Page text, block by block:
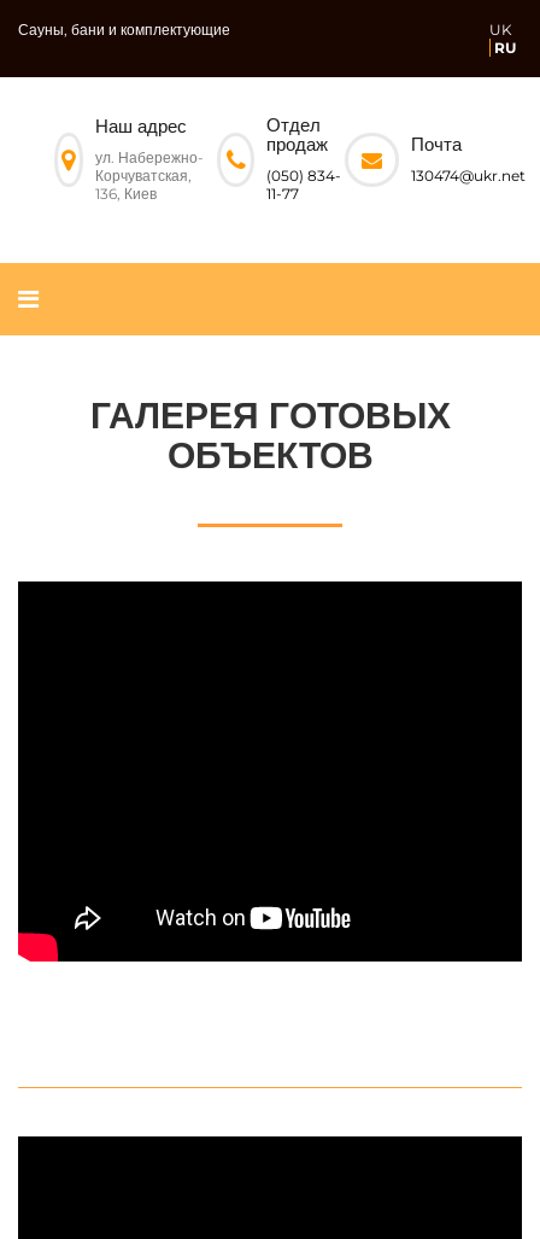
Сауны, бани и комплектующие
UK
RU
Наш адрес
ул. Набережно-
Корчуватская,
136, Киев
Отдел
продаж
(050) 834-
11-77
Почта
130474@ukr.net
ГАЛЕРЕЯ ГОТОВЫХ
ОБЪЕКТОВ